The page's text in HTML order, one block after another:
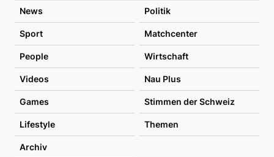
News Politik
Sport Matchcenter
People Wirtschaft
Videos Nau Plus
Games Stimmen der Schweiz
Lifestyle Themen
Archiv